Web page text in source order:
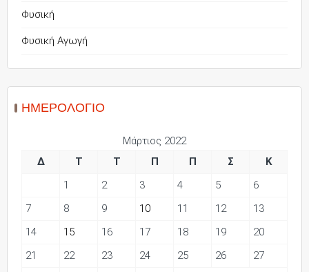
Φυσική
Φυσική Αγωγή
ΗΜΕΡΟΛΌΓΙΟ
Μάρτιος 2022
Δ
Τ Τ Π Π Σ
Κ
1
2 3 4 5
6
7
8 9 10 11 12
13
14
15 16 17 18 19
20
21
22 23 24 25 26
27